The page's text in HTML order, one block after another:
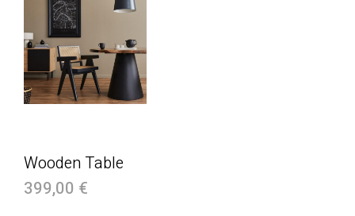
Wooden Table
399,00 €